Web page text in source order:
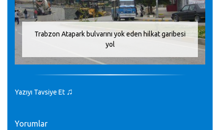
Trabzon Atapark bulvarını yok eden hilkat garibesi
yol
Yazıyı Tavsiye Et ♫
Yorumlar